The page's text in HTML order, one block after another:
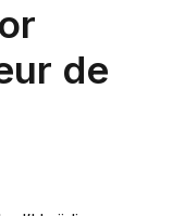
de